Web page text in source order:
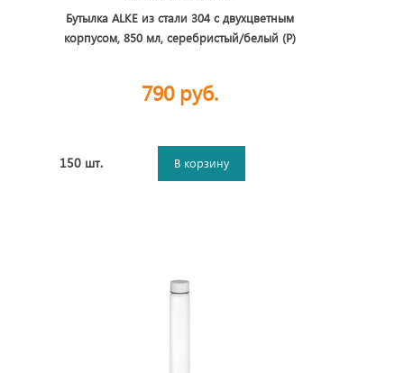
Бутылка ALKE из стали 304 с двухцветным
корпусом, 850 мл, серебристый/белый (Р)
790 руб.
150 шт. В корзину